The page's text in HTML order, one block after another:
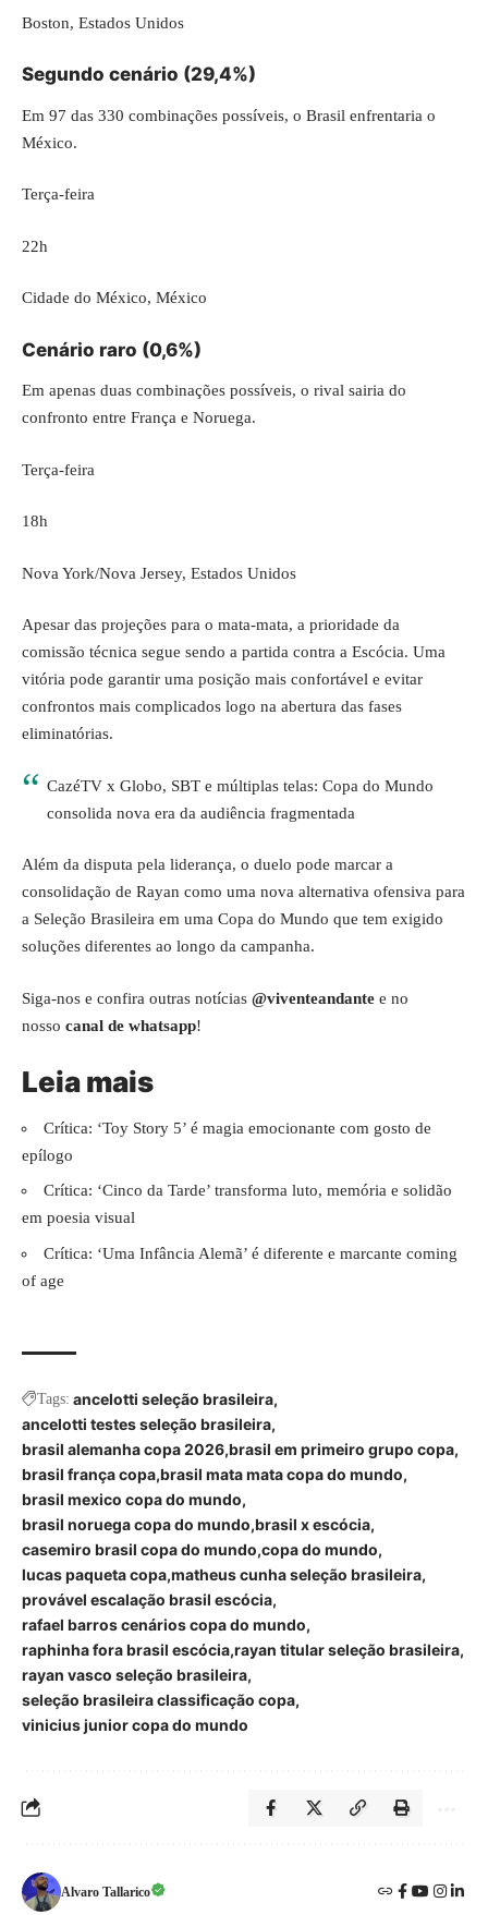
Boston, Estados Unidos
Segundo cenário (29,4%)
Em 97 das 330 combinações possíveis, o Brasil enfrentaria o
México.
Terça-feira
22h
Cidade do México, México
Cenário raro (0,6%)
Em apenas duas combinações possíveis, o rival sairia do
confronto entre França e Noruega.
Terça-feira
18h
Nova York/Nova Jersey, Estados Unidos
Apesar das projeções para o mata-mata, a prioridade da
comissão técnica segue sendo a partida contra a Escócia. Uma
vitória pode garantir uma posição mais confortável e evitar
confrontos mais complicados logo na abertura das fases
eliminatórias.
CazéTV x Globo, SBT e múltiplas telas: Copa do Mundo
consolida nova era da audiência fragmentada
Além da disputa pela liderança, o duelo pode marcar a
consolidação de Rayan como uma nova alternativa ofensiva para
a Seleção Brasileira em uma Copa do Mundo que tem exigido
soluções diferentes ao longo da campanha.
Siga-nos e confira outras notícias @viventeandante e no
nosso canal de whatsapp!
Leia mais
Crítica: ‘Toy Story 5’ é magia emocionante com gosto de
epílogo
Crítica: ‘Cinco da Tarde’ transforma luto, memória e solidão
em poesia visual
Crítica: ‘Uma Infância Alemã’ é diferente e marcante coming
of age
Tags: ancelotti seleção brasileira
ancelotti testes seleção brasileira
brasil alemanha copa 2026 brasil em primeiro grupo copa
brasil frança copa brasil mata mata copa do mundo
brasil mexico copa do mundo
brasil noruega copa do mundo brasil x escócia
casemiro brasil copa do mundo copa do mundo
lucas paqueta copa matheus cunha seleção brasileira
provável escalação brasil escócia
rafael barros cenários copa do mundo
raphinha fora brasil escócia rayan titular seleção brasileira
rayan vasco seleção brasileira
seleção brasileira classificação copa
vinicius junior copa do mundo
Alvaro Tallarico